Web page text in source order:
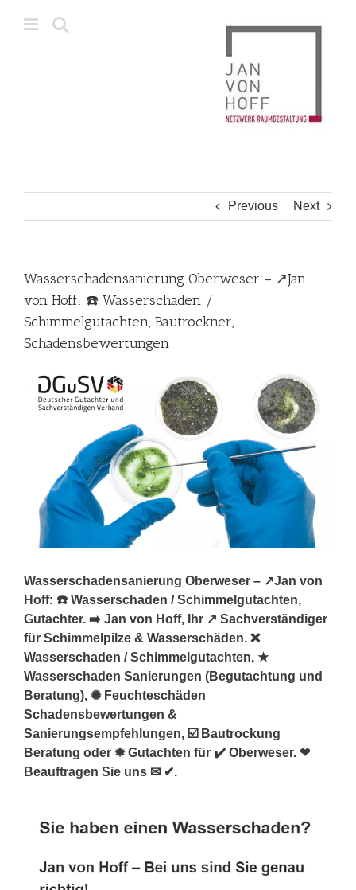
Previous Next
Wasserschadensanierung Oberweser – ↗️Jan
von Hoff: ☎️ Wasserschaden /
Schimmelgutachten, Bautrockner,
Schadensbewertungen
Wasserschadensanierung Oberweser – ↗️Jan von
Hoff: ☎️ Wasserschaden / Schimmelgutachten,
Gutachter. ➡️ Jan von Hoff, Ihr ↗️ Sachverständiger
für Schimmelpilze & Wasserschäden. ❌
Wasserschaden / Schimmelgutachten, ★
Wasserschaden Sanierungen (Begutachtung und
Beratung), ✺ Feuchteschäden
Schadensbewertungen &
Sanierungsempfehlungen, ☑️ Bautrockung
Beratung oder ✹ Gutachten für ✔️ Oberweser. ❤
Beauftragen Sie uns ✉ ✔.